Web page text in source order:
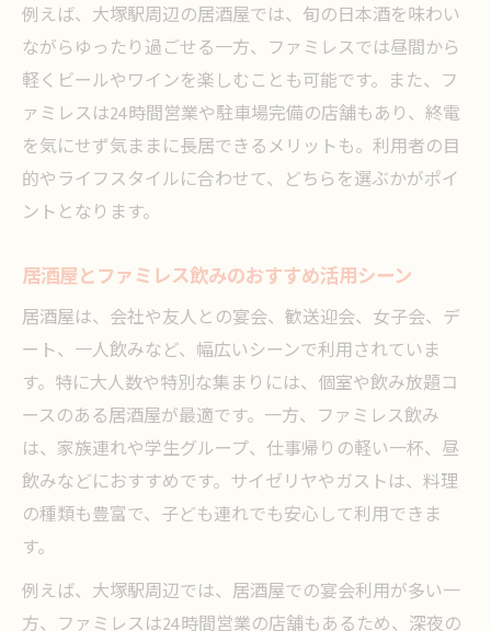
法
居酒屋とファミレス飲みのコスパ比較ポイ
ント
ファミレス飲みの営業時間や利用の注意点
居酒屋が苦手な方におすすめのファミレス
飲み
介
居酒屋で失敗しないための実践的ポイント
居酒屋で失敗しない注文とマナーの秘訣
初めての居酒屋利用で気を付けるべき点
チェーン店居酒屋の活用術と注意ポイント
居酒屋の混雑回避や予約活用のコツ
居酒屋とファミレス飲みの安全な楽しみ方
例えば、大塚駅周辺の居酒屋では、旬の日本酒を味わい
ながらゆったり過ごせる一方、ファミレスでは昼間から
軽くビールやワインを楽しむことも可能です。また、フ
ァミレスは24時間営業や駐車場完備の店舗もあり、終電
を気にせず気ままに長居できるメリットも。利用者の目
的やライフスタイルに合わせて、どちらを選ぶかがポイ
ントとなります。
居酒屋とファミレス飲みのおすすめ活用シーン
居酒屋は、会社や友人との宴会、歓送迎会、女子会、デ
ート、一人飲みなど、幅広いシーンで利用されていま
す。特に大人数や特別な集まりには、個室や飲み放題コ
ースのある居酒屋が最適です。一方、ファミレス飲み
は、家族連れや学生グループ、仕事帰りの軽い一杯、昼
飲みなどにおすすめです。サイゼリヤやガストは、料理
の種類も豊富で、子ども連れでも安心して利用できま
す。
例えば、大塚駅周辺では、居酒屋での宴会利用が多い一
方、ファミレスは24時間営業の店舗もあるため、深夜の